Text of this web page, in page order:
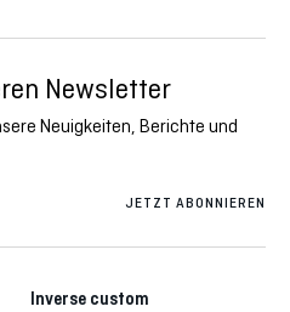
Newsletter
Neuigkeiten, Berichte und
JETZT ABONNIEREN
Inverse custom